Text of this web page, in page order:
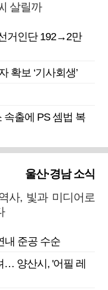
살릴까
거인단 192→2만
확보 ‘기사회생’
출에 PS 셈법 복
울산·경남 소식
사, 빛과 미디어로
내 준공 수순
… 양산시, '어필 레